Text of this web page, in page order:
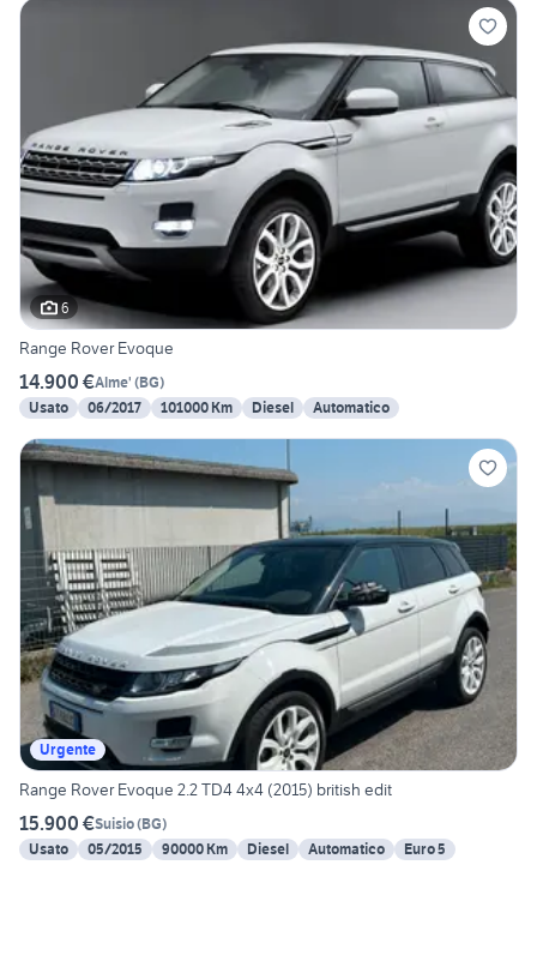
6
Range Rover Evoque
14.900 €Alme' (BG)
Usato
06/2017 101000 Km Diesel Automatico
Urgente
Range Rover Evoque 2.2 TD4 4x4 (2015) british edit
15.900 €Suisio(BG)
Usato
05/2015 90000 Km Diesel Automatico Euro 5